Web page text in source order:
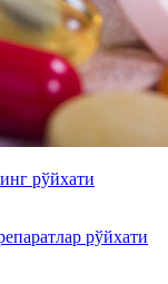
рўйхати
рўйхати